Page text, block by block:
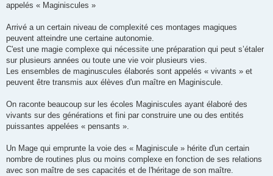
appelés « Maginiscules »
Arrivé a un certain niveau de complexité ces montages magiques
peuvent atteindre une certaine autonomie.
C'est une magie complexe qui nécessite une préparation qui peut s’étaler
sur plusieurs années ou toute une vie voir plusieurs vies.
Les ensembles de maginuscules élaborés sont appelés « vivants » et
peuvent être transmis aux élèves d'un maître en Maginiscule.
On raconte beaucoup sur les écoles Maginiscules ayant élaboré des
vivants sur des générations et fini par construire une ou des entités
puissantes appelées « pensants ».
Un Mage qui emprunte la voie des « Maginiscule » hérite d'un certain
nombre de routines plus ou moins complexe en fonction de ses relations
avec son maître de ses capacités et de l'héritage de son maître.